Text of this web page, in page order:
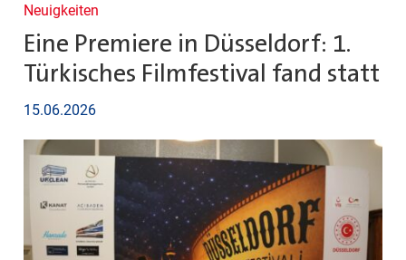
Neuigkeiten
Eine Premiere in Düsseldorf: 1.
Türkisches Filmfestival fand statt
15.06.2026